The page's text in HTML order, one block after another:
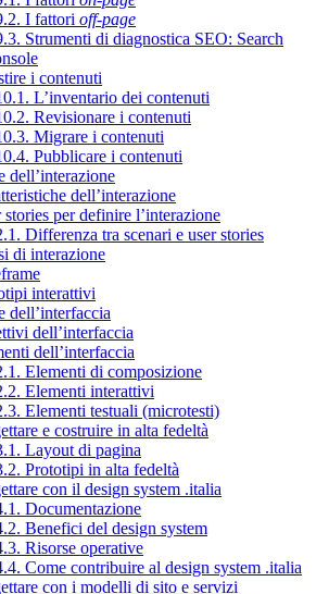
I fattori off-page
Strumenti di diagnostica SEO: Search
i contenuti
L’inventario dei contenuti
Revisionare i contenuti
Migrare i contenuti
Pubblicare i contenuti
dell’interazione
dell’interazione
stories per definire l’interazione
Differenza tra scenari e user stories
di interazione
interattivi
dell’interfaccia
dell’interfaccia
dell’interfaccia
Elementi di composizione
Elementi interattivi
Elementi testuali (microtesti)
e costruire in alta fedeltà
Layout di pagina
Prototipi in alta fedeltà
con il design system .italia
Documentazione
Benefici del design system
Risorse operative
Come contribuire al design system .italia
con i modelli di sito e servizi